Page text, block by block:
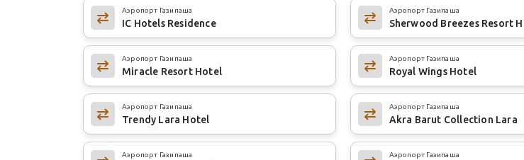
Аэропорт Газипаша
IC Hotels Residence
Аэропорт Газипаша
Sherwood Breezes Resort
Аэропорт Газипаша
Miracle Resort Hotel
Аэропорт Газипаша
Royal Wings Hotel
Аэропорт Газипаша
Trendy Lara Hotel
Аэропорт Газипаша
Akra Barut Collection Lara
Аэропорт Газипаша Аэропорт Газипаша